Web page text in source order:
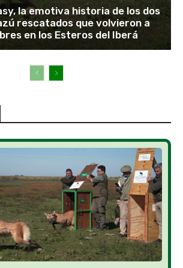
la emotiva historia de los dos
rescatados que volvieron a
en los Esteros del Iberá